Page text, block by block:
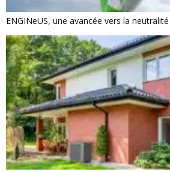
ENGINeUS, une avancée vers la